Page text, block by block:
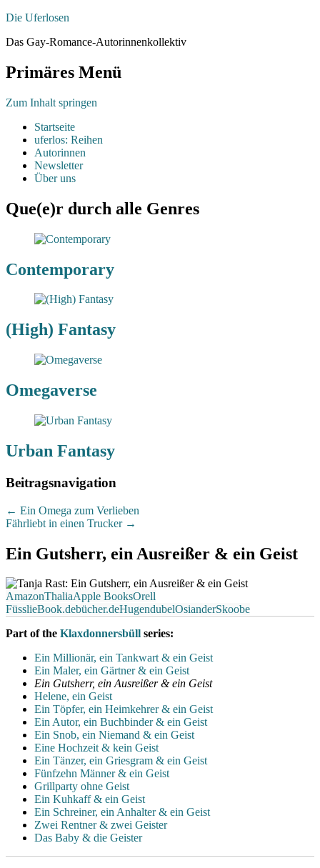
Die Uferlosen
Das Gay-Romance-Autorinnenkollektiv
Primäres Menü
Zum Inhalt springen
Startseite
uferlos: Reihen
Autorinnen
Newsletter
Über uns
Que(e)r durch alle Genres
Contemporary
(High) Fantasy
Omegaverse
Urban Fantasy
Beitragsnavigation
← Ein Omega zum Verlieben
Fährliebt in einen Trucker →
Ein Gutsherr, ein Ausreißer & ein Geist
AmazonThaliaApple BooksOrell
FüsslieBook.debücher.deHugendubelOsianderSkoobe
Part of the Klaxdonnersbüll series:
Ein Millionär, ein Tankwart & ein Geist
Ein Maler, ein Gärtner & ein Geist
Ein Gutsherr, ein Ausreißer & ein Geist
Helene, ein Geist
Ein Töpfer, ein Heimkehrer & ein Geist
Ein Autor, ein Buchbinder & ein Geist
Ein Snob, ein Niemand & ein Geist
Eine Hochzeit & kein Geist
Ein Tänzer, ein Griesgram & ein Geist
Fünfzehn Männer & ein Geist
Grillparty ohne Geist
Ein Kuhkaff & ein Geist
Ein Schreiner, ein Anhalter & ein Geist
Zwei Rentner & zwei Geister
Das Baby & die Geister